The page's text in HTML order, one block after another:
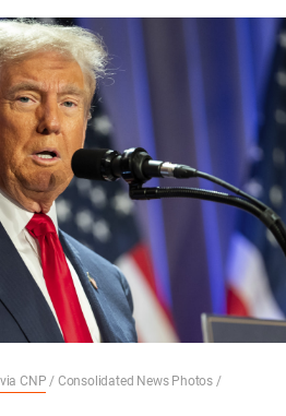
CNP / Consolidated News Photos /